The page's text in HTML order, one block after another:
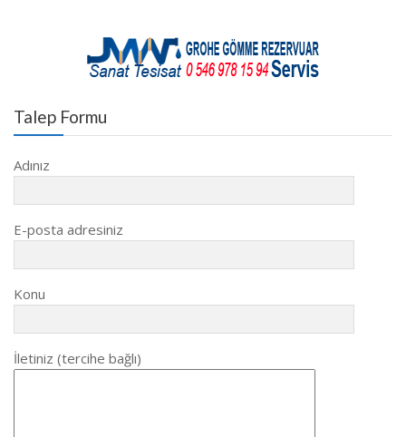
Talep Formu
Adınız
E-posta adresiniz
Konu
İletiniz (tercihe bağlı)